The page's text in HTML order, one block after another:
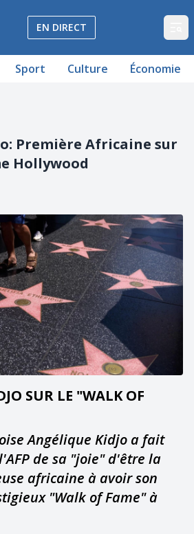
Vaud et Fribourg
EN DIRECT
Sport Culture Économie
Première Africaine sur
Hollywood
SUR LE "WALK OF
Angélique Kidjo a fait
de sa "joie" d'être la
africaine à avoir son
"Walk of Fame" à